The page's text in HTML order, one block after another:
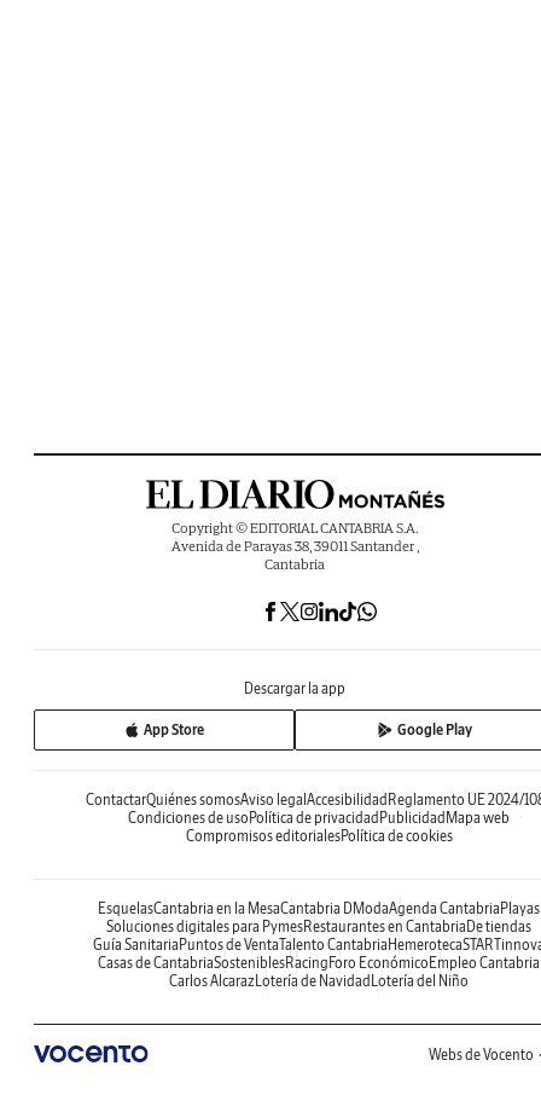
Copyright © EDITORIAL CANTABRIA S.A.
Avenida de Parayas 38, 39011 Santander ,
Cantabria
Descargar la app
App Store Google Play
ContactarQuiénes somosAviso legalAccesibilidadReglamento UE 2024/
Condiciones de usoPolítica de privacidadPublicidadMapa web
Compromisos editorialesPolítica de cookies
EsquelasCantabria en la MesaCantabria DModaAgenda CantabriaPlayas
Soluciones digitales para PymesRestaurantes en CantabriaDe tiendas
Guía SanitariaPuntos de VentaTalento CantabriaHemeroteca
Casas de CantabriaSosteniblesRacingForo EconómicoEmpleo Cantabria
Carlos AlcarazLotería de NavidadLotería del Niño
Webs de Vocento